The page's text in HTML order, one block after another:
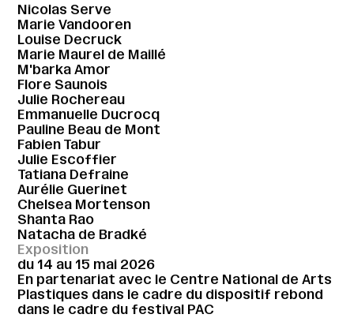
Nicolas Serve
Marie Vandooren
Louise Decruck
Marie Maurel de Maillé
M'barka Amor
Flore Saunois
Julie Rochereau
Emmanuelle Ducrocq
Pauline Beau de Mont
Fabien Tabur
Julie Escoffier
Tatiana Defraine
Aurélie Guerinet
Chelsea Mortenson
Shanta Rao
Natacha de Bradké
Exposition
du 14 au 15 mai 2026
En partenariat avec le Centre National de Arts
Plastiques dans le cadre du dispositif rebond
dans le cadre du festival PAC